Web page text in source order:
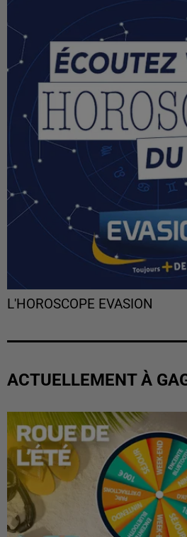
L'HOROSCOPE EVASION
ACTUELLEMENT À